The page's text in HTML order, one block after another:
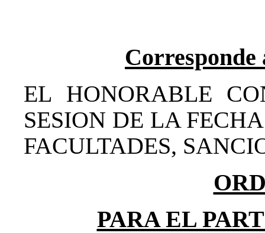
Corresponde
EL HONORABLE
SESION DE LA
FACULTADES,
PARA EL